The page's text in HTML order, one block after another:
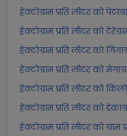
हेक्टोग्राम प्रति लीटर को
हेक्टोग्राम प्रति लीटर को
हेक्टोग्राम प्रति लीटर को
हेक्टोग्राम प्रति लीटर को
हेक्टोग्राम प्रति लीटर को
हेक्टोग्राम प्रति लीटर को
हेक्टोग्राम प्रति लीटर को